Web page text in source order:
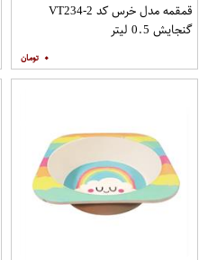
قمقمه مدل خرس کد VT234-2
گنجایش 0.5 لیتر
۰